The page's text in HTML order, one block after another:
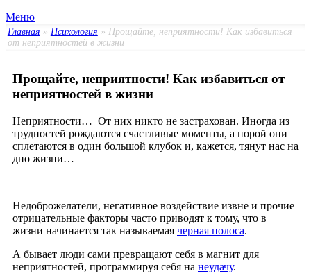
Меню
Главная » Психология » Прощайте, неприятности! Как избавиться
от неприятностей в жизни
Прощайте, неприятности! Как избавиться от
неприятностей в жизни
Неприятности… От них никто не застрахован. Иногда из
трудностей рождаются счастливые моменты, а порой они
сплетаются в один большой клубок и, кажется, тянут нас на
дно жизни…
Недоброжелатели, негативное воздействие извне и прочие
отрицательные факторы часто приводят к тому, что в
жизни начинается так называемая черная полоса.
А бывает люди сами превращают себя в магнит для
неприятностей, программируя себя на неудачу.